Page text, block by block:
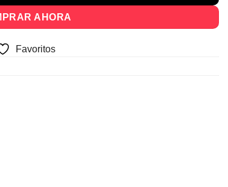
AHORA
Favoritos